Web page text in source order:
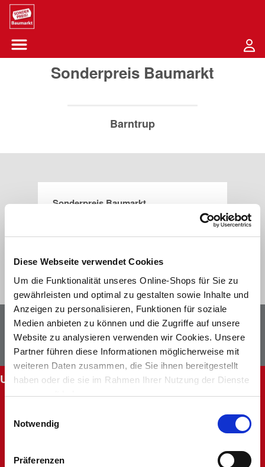
Diese Webseite verwendet Cookies
Um die Funktionalität unseres Online-Shops für Sie zu
gewährleisten und optimal zu gestalten sowie Inhalte und
Anzeigen zu personalisieren, Funktionen für soziale
Medien anbieten zu können und die Zugriffe auf unsere
Website zu analysieren verwenden wir Cookies. Unsere
Partner führen diese Informationen möglicherweise mit
weiteren Daten zusammen, die Sie ihnen bereitgestellt
haben oder die sie im Rahmen Ihrer Nutzung der Dienste
gesammelt haben.
Notwendig
Präferenzen
Sounder Preis Logo
Menü öffnen-Schaltfläche
Sonderpreis Baumarkt
Barntrup
Sonderpreis Baumarkt
Alverdisser Straße 5
Newsletter Facebook
Instagram
UNSERE SERVICES
Abholung im Markt
FAQ - Häufig gestellte Fragen
Kontakt